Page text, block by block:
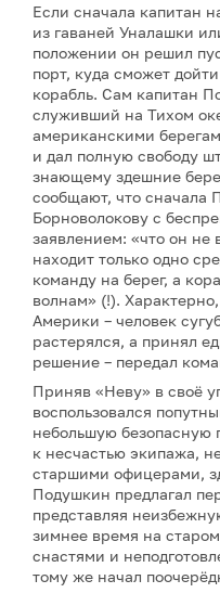
Если сначала капитан
из гаваней Уналашки
положении он решил
порт, куда сможет
корабль. Сам капитан
служивший на Тихом
американскими
и дал полную свободу
знающему здешние
сообщают, что сначала
Борноволокову с
заявлением: «что он не
находит только одно
команду на берег, а
волнам» (!).
Америки – человек
растерялся, а принял
решение – передал
Приняв «Неву» в своё
воспользовался
небольшую безопасную
к несчастью экипажа,
старшими офицерами,
Подушкин предлагал
представляя
зимнее время на
снастями и
тому же начал